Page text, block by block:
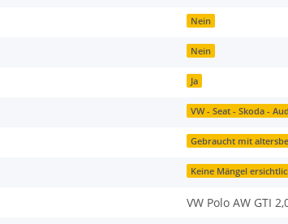
Nein
Nein
Ja
VW - Seat - Skoda -
Gebraucht mit
Keine Mängel
VW Polo AW GTI